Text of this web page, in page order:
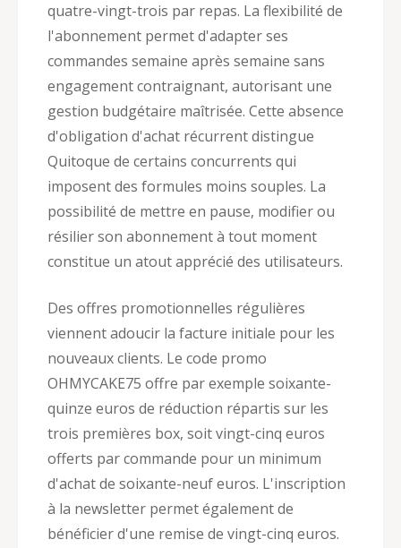
quatre-vingt-trois par repas. La flexibilité de
l'abonnement permet d'adapter ses
commandes semaine après semaine sans
engagement contraignant, autorisant une
gestion budgétaire maîtrisée. Cette absence
d'obligation d'achat récurrent distingue
Quitoque de certains concurrents qui
imposent des formules moins souples. La
possibilité de mettre en pause, modifier ou
résilier son abonnement à tout moment
constitue un atout apprécié des utilisateurs.
Des offres promotionnelles régulières
viennent adoucir la facture initiale pour les
nouveaux clients. Le code promo
OHMYCAKE75 offre par exemple soixante-
quinze euros de réduction répartis sur les
trois premières box, soit vingt-cinq euros
offerts par commande pour un minimum
d'achat de soixante-neuf euros. L'inscription
à la newsletter permet également de
bénéficier d'une remise de vingt-cinq euros.